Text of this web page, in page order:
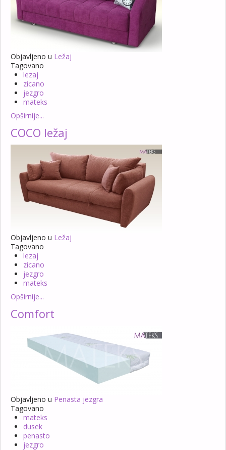
Objavljeno u Ležaj
Tagovano
lezaj
zicano
jezgro
mateks
Opširnije...
COCO ležaj
Objavljeno u Ležaj
Tagovano
lezaj
zicano
jezgro
mateks
Opširnije...
Comfort
Objavljeno u Penasta jezgra
Tagovano
mateks
dusek
penasto
jezgro